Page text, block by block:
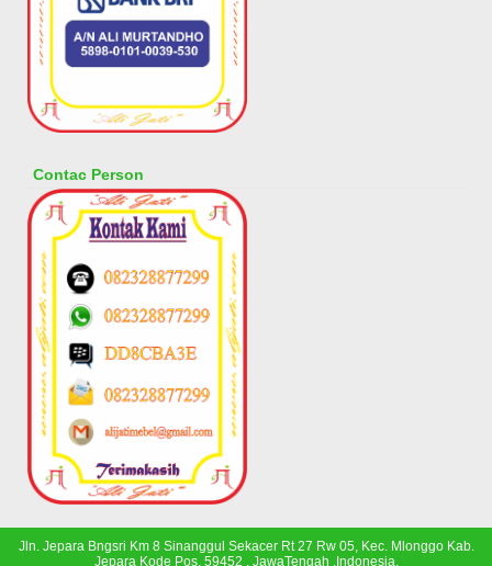
Contac Person
Jln. Jepara Bngsri Km 8 Sinanggul Sekacer Rt 27 Rw 05, Kec. Mlonggo Kab.
Jepara Kode Pos. 59452 , JawaTengah ,Indonesia.